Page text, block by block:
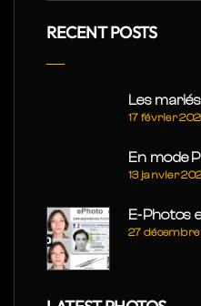
RECENT POSTS
Les
17 février
En mode
13 janvier
E-Photos
27